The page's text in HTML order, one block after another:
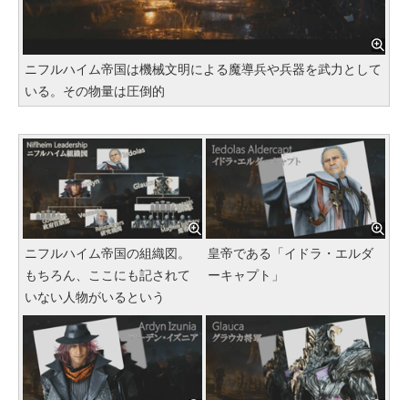
ニフルハイム帝国は機械文明による魔導兵や兵器を武力として
いる。その物量は圧倒的
ニフルハイム帝国の組織図。
もちろん、ここにも記されて
いない人物がいるという
皇帝である「イドラ・エルダ
ーキャプト」